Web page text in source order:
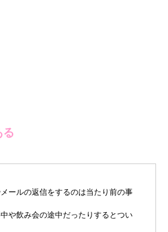
ールの返信をするのは当たり前の事
や飲み会の途中だったりするとつい